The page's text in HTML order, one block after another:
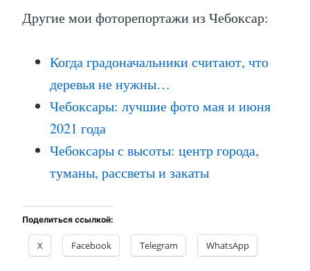
Другие мои фоторепортажи из Чебоксар:
Когда градоначальники считают, что
деревья не нужны…
Чебоксары: лучшие фото мая и июня
2021 года
Чебоксары с высоты: центр города,
туманы, рассветы и закаты
Поделиться ссылкой:
X Facebook Telegram WhatsApp